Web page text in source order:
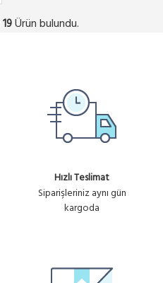
19Ürün bulundu.
Hızlı Teslimat
Siparişleriniz aynı gün
kargoda